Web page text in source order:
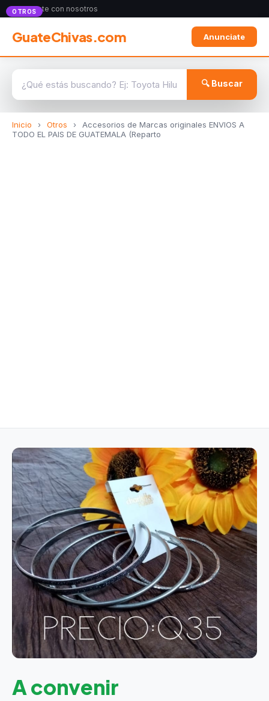
Anunciate con nosotros
GuateChivas.com Anunciate
🔍 Buscar
Inicio › Otros ›
Accesorios de Marcas originales ENVIOS A
TODO EL PAIS DE GUATEMALA (Reparto
OTROS
A convenir